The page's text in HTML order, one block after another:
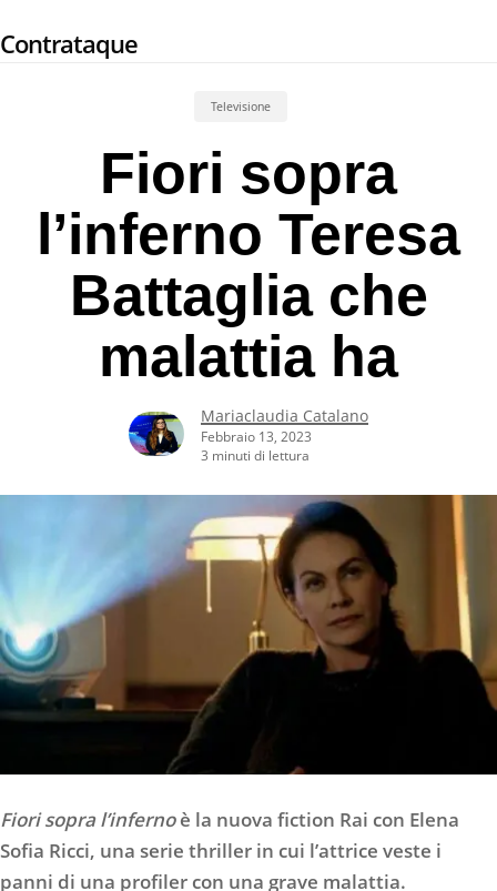
to
Contrataque
Televisione
Fiori sopra
l’inferno Teresa
Battaglia che
malattia ha
Mariaclaudia Catalano
Febbraio 13, 2023
3 minuti di lettura
Fiori sopra l’infernoè la nuova fiction Rai con Elena
Sofia Ricci, una serie thriller in cui l’attrice veste i
panni di una profiler con una grave malattia.